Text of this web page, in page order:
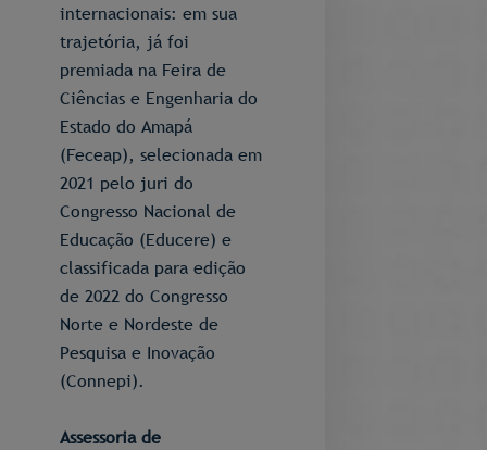
internacionais: em sua
trajetória, já foi
premiada na Feira de
Ciências e Engenharia do
Estado do Amapá
(Feceap), selecionada em
2021 pelo juri do
Congresso Nacional de
Educação (Educere) e
classificada para edição
de 2022 do Congresso
Norte e Nordeste de
Pesquisa e Inovação
(Connepi).
Assessoria de